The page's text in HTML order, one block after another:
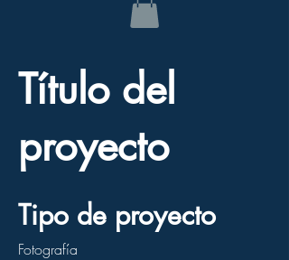
Título del
proyecto
Tipo de proyecto
Fotografía